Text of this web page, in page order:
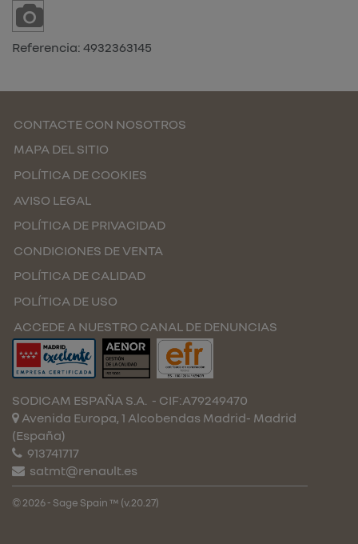
Referencia: 4932363145
CONTACTE CON NOSOTROS
MAPA DEL SITIO
POLÍTICA DE COOKIES
AVISO LEGAL
POLÍTICA DE PRIVACIDAD
CONDICIONES DE VENTA
POLÍTICA DE CALIDAD
POLÍTICA DE USO
ACCEDE A NUESTRO CANAL DE DENUNCIAS
SODICAM ESPAÑA S.A. - CIF:A79249470
Avenida Europa, 1 Alcobendas Madrid- Madrid
(España)
913741717
satmt@renault.es
© 2026 - Sage Spain ™ (v.20.27)